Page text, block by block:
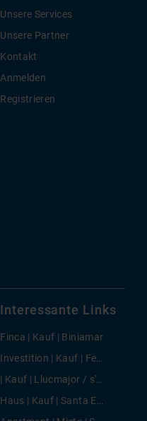
Unsere Services
Unsere Partner
Kontakt
Anmelden
Registrieren
Interessante Links
Finca | Kauf | Biniamar
Investition | Kauf | Felanitx
| Kauf | Llucmajor / s'Arenal
Haus | Kauf | Santa Eugenia